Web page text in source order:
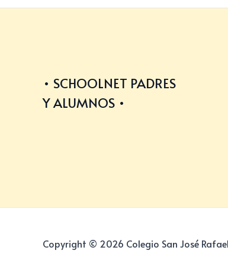
SCHOOLNET PADRES
Y ALUMNOS
Copyright © 2026 Colegio San José